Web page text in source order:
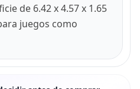
de 6.42 x 4.57 x 1.65
juegos como